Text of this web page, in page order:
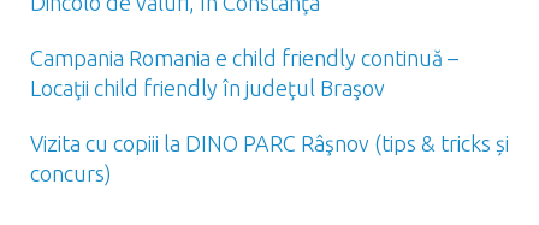
Campania Romania e child friendly continuă –
Locaţii child friendly în judeţul Braşov
Vizita cu copiii la DINO PARC Râşnov (tips & tricks și
concurs)